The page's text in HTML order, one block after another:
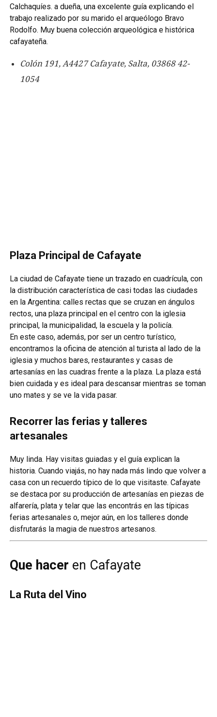
Calchaquíes. a dueña, una excelente guía explicando el
trabajo realizado por su marido el arqueólogo Bravo
Rodolfo. Muy buena colección arqueológica e histórica
cafayateña.
Colón 191, A4427 Cafayate, Salta, 03868 42-
1054
Plaza Principal de Cafayate
La ciudad de Cafayate tiene un trazado en cuadrícula, con
la distribución característica de casi todas las ciudades
en la Argentina: calles rectas que se cruzan en ángulos
rectos, una plaza principal en el centro con la iglesia
principal, la municipalidad, la escuela y la policía.
En este caso, además, por ser un centro turístico,
encontramos la oficina de atención al turista al lado de la
iglesia y muchos bares, restaurantes y casas de
artesanías en las cuadras frente a la plaza. La plaza está
bien cuidada y es ideal para descansar mientras se toman
uno mates y se ve la vida pasar.
Recorrer las ferias y talleres
artesanales
Muy linda. Hay visitas guiadas y el guía explican la
historia. Cuando viajás, no hay nada más lindo que volver a
casa con un recuerdo típico de lo que visitaste. Cafayate
se destaca por su producción de artesanías en piezas de
alfarería, plata y telar que las encontrás en las típicas
ferias artesanales o, mejor aún, en los talleres donde
disfrutarás la magia de nuestros artesanos.
Que hacer en Cafayate
La Ruta del Vino